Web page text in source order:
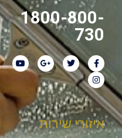
1800-800-
730
איזורי שירות